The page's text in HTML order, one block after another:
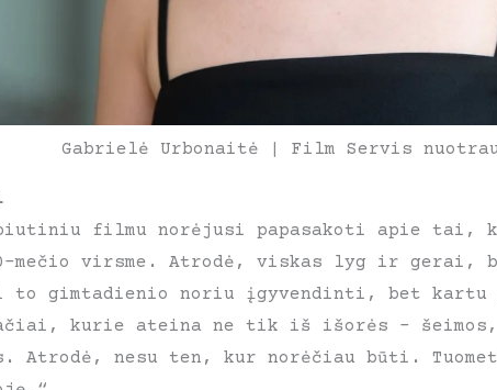
Gabrielė Urbonaitė | Film Servis
filmu norėjusi papasakoti apie tai,
mečio virsme. Atrodė, viskas lyg ir gerai,
gimtadienio noriu įgyvendinti, bet
kurie ateina ne tik iš išorės – šeimos,
Atrodė, nesu ten, kur norėčiau būti.